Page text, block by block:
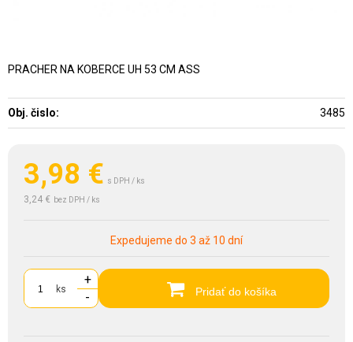
3,98 € s DPH / ks
3,24 € bez DPH / ks
Expedujeme do 3 až 10 dní
ks
+
-
Pridať do košíka
PRACHER NA KOBERCE UH 53 CM ASS
Obj. čislo: 3485